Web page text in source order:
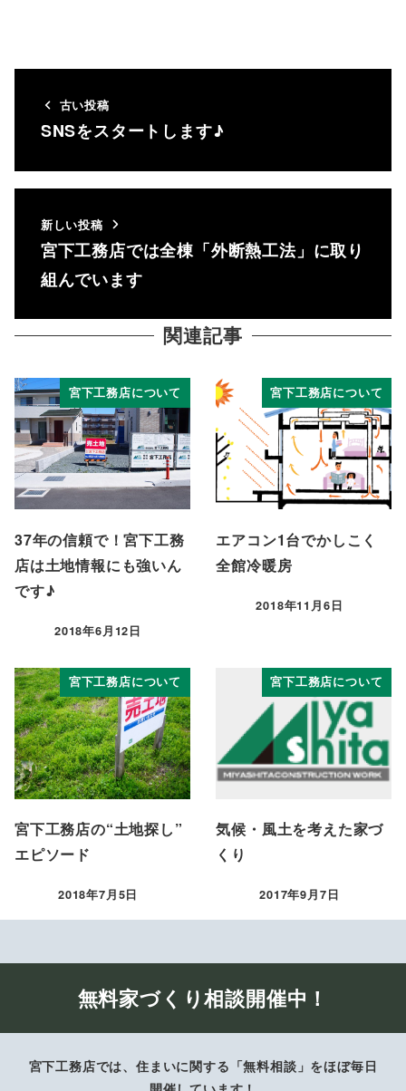
古い投稿
SNSをスタートします♪
新しい投稿
宮下工務店では全棟「外断熱工法」に取り
組んでいます
関連記事
宮下工務店について
37年の信頼で！宮下工務
店は土地情報にも強いん
です♪
投稿日
2018年6月12日
宮下工務店について
エアコン1台でかしこく
全館冷暖房
投稿日
2018年11月6日
宮下工務店について
宮下工務店の“土地探し”
エピソード
投稿日
2018年7月5日
宮下工務店について
気候・風土を考えた家づ
くり
投稿日
2017年9月7日
無料家づくり相談開催中！
宮下工務店では、住まいに関する「無料相談」をほぼ毎日